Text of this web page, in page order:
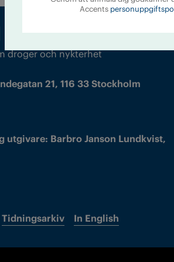
droger och nykterhet
21, 116 33 Stockholm
utgivare: Barbro Janson Lundkvist,
Tidningsarkiv In English
Accents